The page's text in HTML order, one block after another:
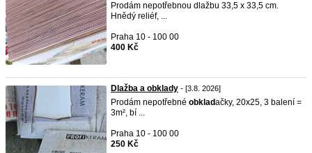
Prodám nepotřebnou dlažbu 33,5 x 33,5 cm.
Hnědý reliéf, ...
Praha 10 - 100 00
400 Kč
Dlažba a obklady - [3.8. 2026]
Prodám nepotřebné obkladačky, 20x25, 3 balení =
3m², bí ...
Praha 10 - 100 00
250 Kč